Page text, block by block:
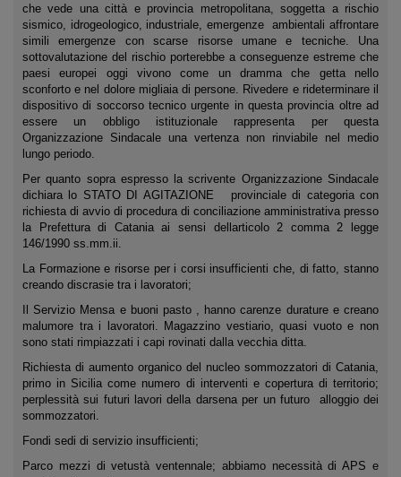
che vede una città e provincia metropolitana, soggetta a rischio
sismico, idrogeologico, industriale, emergenze ambientali affrontare
simili emergenze con scarse risorse umane e tecniche. Una
sottovalutazione del rischio porterebbe a conseguenze estreme che
paesi europei oggi vivono come un dramma che getta nello
sconforto e nel dolore migliaia di persone. Rivedere e rideterminare il
dispositivo di soccorso tecnico urgente in questa provincia oltre ad
essere un obbligo istituzionale rappresenta per questa
Organizzazione Sindacale una vertenza non rinviabile nel medio
lungo periodo.
Per quanto sopra espresso la scrivente Organizzazione Sindacale
dichiara lo STATO DI AGITAZIONE provinciale di categoria con
richiesta di avvio di procedura di conciliazione amministrativa presso
la Prefettura di Catania ai sensi dellarticolo 2 comma 2 legge
146/1990 ss.mm.ii.
La Formazione e risorse per i corsi insufficienti che, di fatto, stanno
creando discrasie tra i lavoratori;
Il Servizio Mensa e buoni pasto , hanno carenze durature e creano
malumore tra i lavoratori. Magazzino vestiario, quasi vuoto e non
sono stati rimpiazzati i capi rovinati dalla vecchia ditta.
Richiesta di aumento organico del nucleo sommozzatori di Catania,
primo in Sicilia come numero di interventi e copertura di territorio;
perplessità sui futuri lavori della darsena per un futuro alloggio dei
sommozzatori.
Fondi sedi di servizio insufficienti;
Parco mezzi di vetustà ventennale; abbiamo necessità di APS e